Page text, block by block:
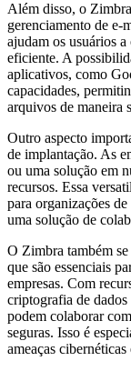
Além disso, o
gerenciamento de e-
ajudam os usuários
eficiente. A
aplicativos, como
capacidades,
arquivos de maneira
Outro aspecto
de implantação. As
ou uma solução em
recursos. Essa
para organizações
uma solução de
O Zimbra também se
que são essenciais
empresas. Com
criptografia de dados
podem colaborar
seguras. Isso é
ameaças